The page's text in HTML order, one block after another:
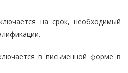
на срок, необходимый
в письменной форме в